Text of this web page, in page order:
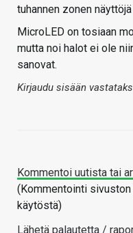
tuhannen zonen
MicroLED on tosiaan
mutta noi halot ei ole
sanovat.
Kirjaudu sisään
Kommentoi uutista tai
(Kommentointi
käytöstä)
Lähetä palautetta /